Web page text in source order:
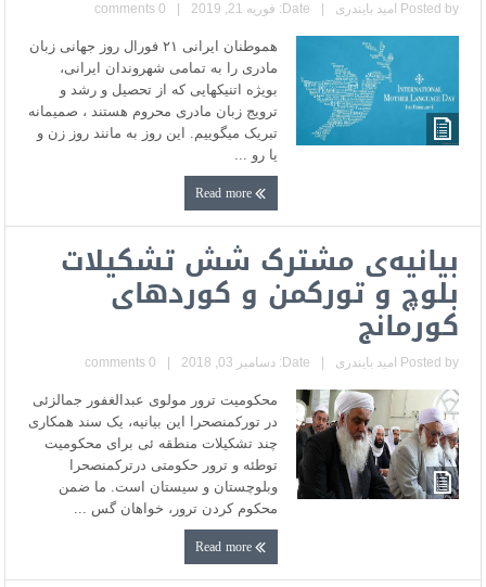
Posted by امید بایندری Date: فوریه 21, 2019 0 comments
هموطنان ایرانى ٢١ فورال روز جهانى زبان
مادری را به تمامى شهروندان ایرانى،
بویژه اتنیکهایی که از تحصیل و رشد و
ترویج زبان مادری محروم هستند ، صمیمانه
تبریک میگوییم. این روز به مانند روز زن و
یا رو ...
Read more
بیانیه‌ی مشترک شش تشکیلات
بلوچ و تورکمن و کوردھاى
کورمانج
Posted by امید بایندری Date: دسامبر 03, 2018 0 comments
محکوميت ترور مولوى عبدالغفور جمالزئى
در تورکمنصحرا این بیانیه، یک سند همکاری
چند تشکیلات منطقه ئی برای محکومیت
توطئه و ترور حکومتی درترکمنصحرا
وبلوچستان و سیستان است. ما ضمن
محکوم کردن ترور، خواهان گس ...
Read more